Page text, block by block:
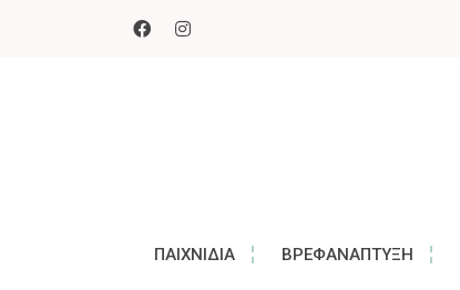
ΠΑΙΧΝΊΔΙΑ ΒΡΕΦΑΝΆΠΤΥΞΗ